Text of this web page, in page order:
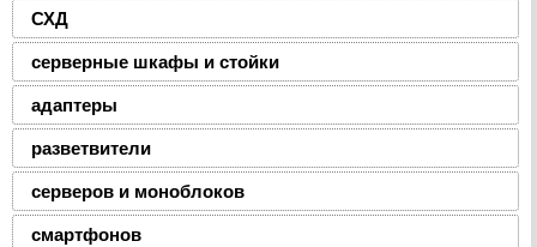
СХД
серверные шкафы и стойки
адаптеры
разветвители
серверов и моноблоков
смартфонов